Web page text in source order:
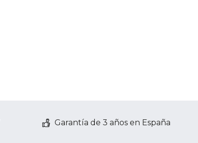
Garantía de 3 años en España